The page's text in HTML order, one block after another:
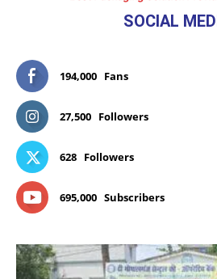
SOCIAL
194,000 Fans
27,500 Followers
628 Followers
695,000 Subscribers